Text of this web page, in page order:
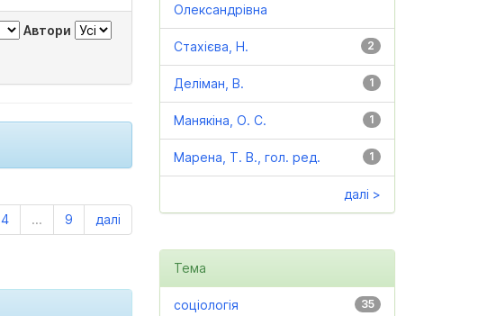
Автори
4 ... 9 далі
Олександрівна
2
Стахієва, Н.
1
Деліман, В.
1
Манякіна, О. С.
1
Марена, Т. В., гол. ред.
далі >
Тема
35
соціологія